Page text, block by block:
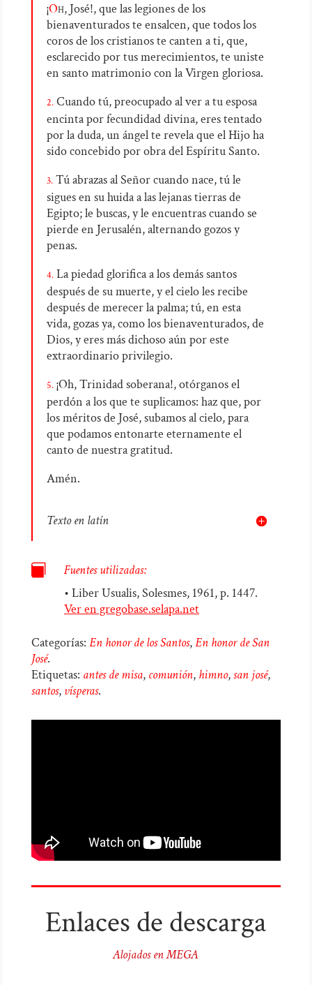
¡Oh,José!, que las legiones de los
bienaventurados te ensalcen, que todos los
coros de los cristianos te canten a ti, que,
esclarecido por tus merecimientos, te uniste
en santo matrimonio con la Virgen gloriosa.
2.Cuando tú, preocupado al ver a tu esposa
encinta por fecundidad divina, eres tentado
por la duda, un ángel te revela que el Hijo ha
sido concebido por obra del Espíritu Santo.
3.Tú abrazas al Señor cuando nace, tú le
sigues en su huida a las lejanas tierras de
Egipto; le buscas, y le encuentras cuando se
pierde en Jerusalén, alternando gozos y
penas.
4.La piedad glorifica a los demás santos
después de su muerte, y el cielo les recibe
después de merecer la palma; tú, en esta
vida, gozas ya, como los bienaventurados, de
Dios, y eres más dichoso aún por este
extraordinario privilegio.
5.¡Oh, Trinidad soberana!, otórganos el
perdón a los que te suplicamos: haz que, por
los méritos de José, subamos al cielo, para
que podamos entonarte eternamente el
canto de nuestra gratitud.
Amén.
Texto en latín

Fuentes utilizadas:
• Liber Usualis, Solesmes, 1961, p. 1447.
Ver en gregobase.selapa.net
Categorías: En honor de los Santos,En honor de San
José.
Etiquetas: antes de misa, comunión, himno,san josé,
santos, vísperas.
Enlaces de descarga
Alojados en MEGA